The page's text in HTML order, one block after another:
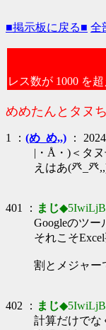
■掲示板に戻る■ 全
レス数が 1000 を
めめたんとタヌ
1 ： (め_め,,) ：
|・Å・)＜タヌ
えはあ(癶_癶
401 ： まじ
Googleのツー
それこそ
割とメジャ
402 ： まじ
計算だけでな